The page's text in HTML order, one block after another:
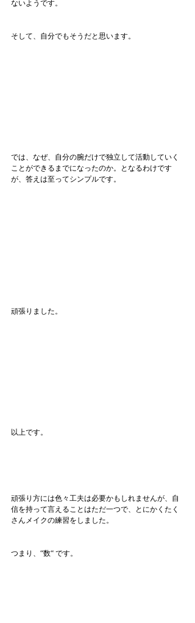
ないようです。
そして、自分でもそうだと思います。
では、なぜ、自分の腕だけで独立して活動していく
ことができるまでになったのか。となるわけです
が、答えは至ってシンプルです。
頑張りました。
以上です。
頑張り方には色々工夫は必要かもしれませんが、自
信を持って言えることはただ一つで、とにかくたく
さんメイクの練習をしました。
つまり、“数“ です。